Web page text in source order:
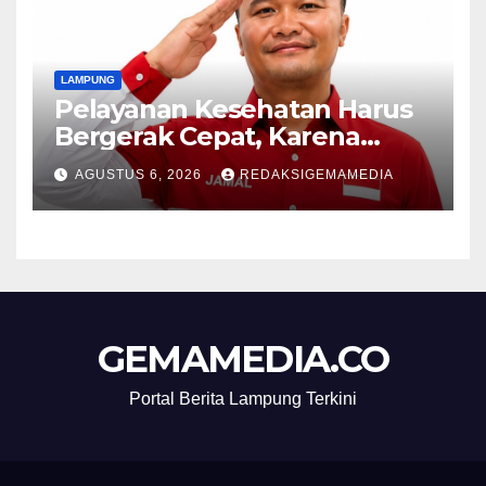
LAMPUNG
Pelayanan Kesehatan Harus
Bergerak Cepat, Karena
Nyawa Tidak Bisa Menunggu
AGUSTUS 6, 2026 REDAKSIGEMAMEDIA
GEMAMEDIA.CO
Portal Berita Lampung Terkini